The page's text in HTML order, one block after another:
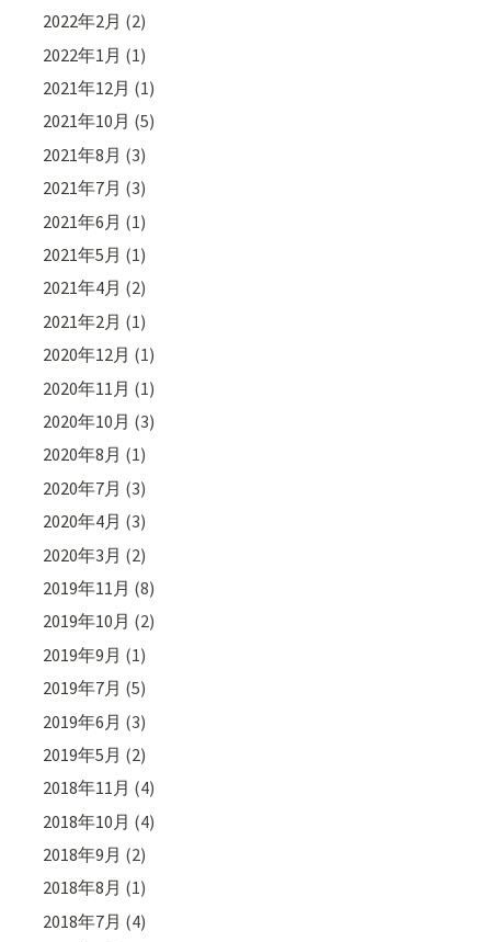
2022年2月 (2)
2022年1月 (1)
2021年12月 (1)
2021年10月 (5)
2021年8月 (3)
2021年7月 (3)
2021年6月 (1)
2021年5月 (1)
2021年4月 (2)
2021年2月 (1)
2020年12月 (1)
2020年11月 (1)
2020年10月 (3)
2020年8月 (1)
2020年7月 (3)
2020年4月 (3)
2020年3月 (2)
2019年11月 (8)
2019年10月 (2)
2019年9月 (1)
2019年7月 (5)
2019年6月 (3)
2019年5月 (2)
2018年11月 (4)
2018年10月 (4)
2018年9月 (2)
2018年8月 (1)
2018年7月 (4)